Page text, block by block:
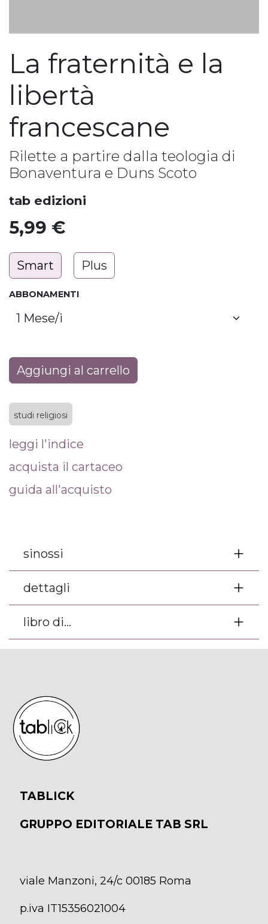
La fraternità e la
libertà
francescane
Rilette a partire dalla teologia di
Bonaventura e Duns Scoto
tab edizioni
5,99 €
Smart Plus
ABBONAMENTI
Aggiungi al carrello
studi religiosi
leggi l'indice
acquista il cartaceo
guida all'acquisto
sinossi
dettagli
libro di...
TABLICK
GRUPPO EDITORIALE TAB SRL
viale Manzoni, 24/c 00185 Roma
p.iva IT15356021004